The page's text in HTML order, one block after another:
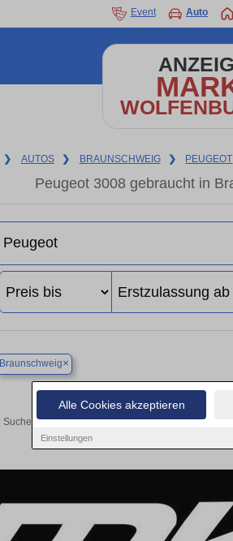
Alle Cookies akzeptieren
Einstellungen
Event Auto
❯ AUTOS ❯ BRAUNSCHWEIG ❯ PEUGEOT
Peugeot 3008 gebraucht in
Braunschweig×
Finden Sie
Suchen Sie in Braunschweig einen Peugeot 3008